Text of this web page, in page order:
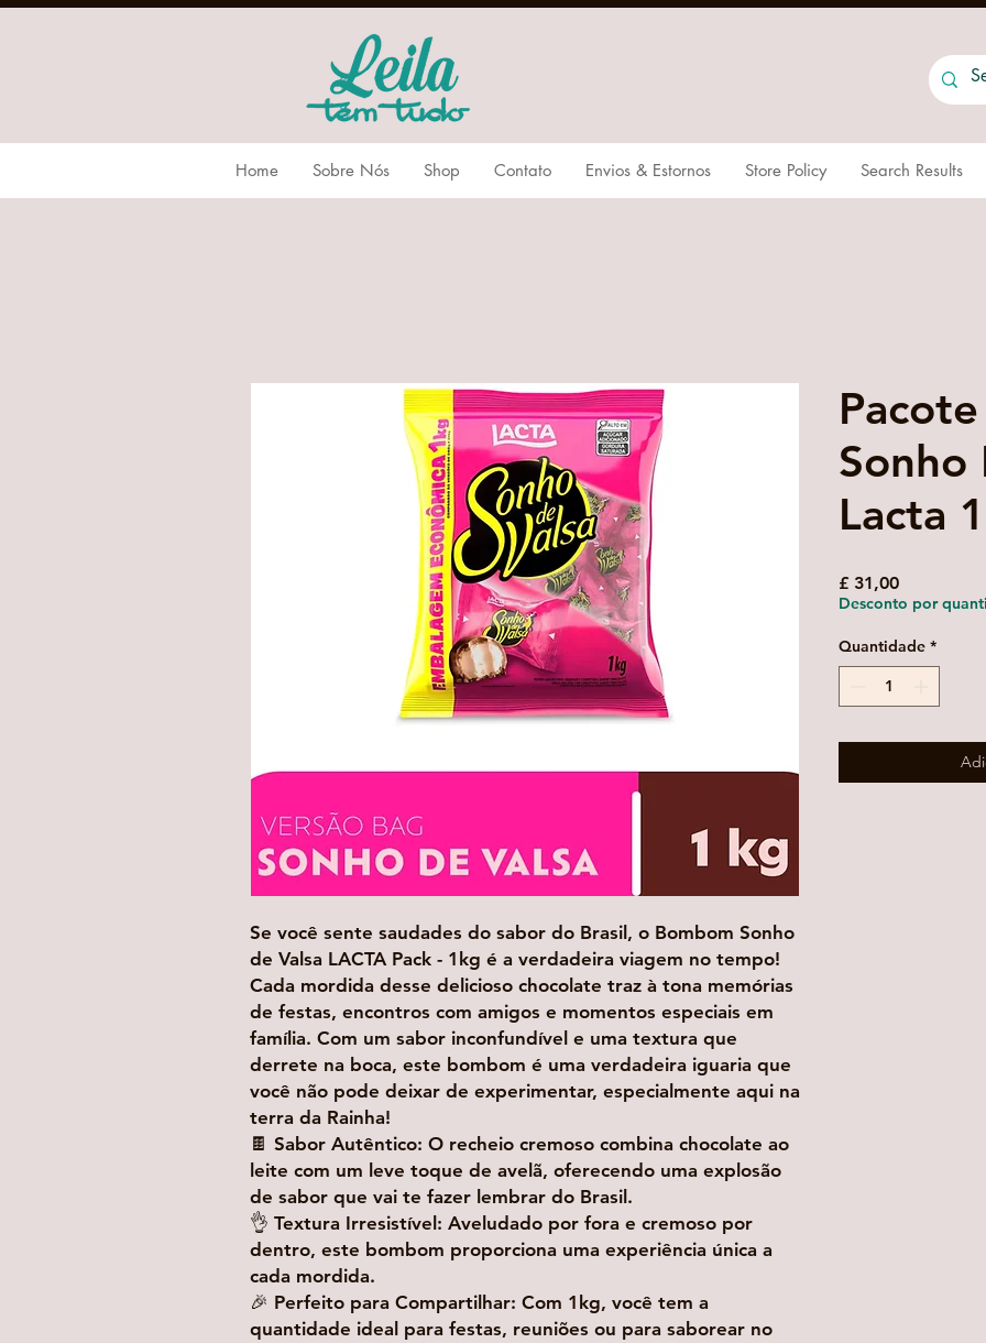
Home Sobre Nós Shop Contato Envios & Estornos Store Policy Search Results
Se você sente saudades do sabor do Brasil, o Bombom Sonho
de Valsa LACTA Pack - 1kg é a verdadeira viagem no tempo!
Cada mordida desse delicioso chocolate traz à tona memórias
de festas, encontros com amigos e momentos especiais em
família. Com um sabor inconfundível e uma textura que
derrete na boca, este bombom é uma verdadeira iguaria que
você não pode deixar de experimentar, especialmente aqui na
terra da Rainha!
🍫 Sabor Autêntico: O recheio cremoso combina chocolate ao
leite com um leve toque de avelã, oferecendo uma explosão
de sabor que vai te fazer lembrar do Brasil.
👌 Textura Irresistível: Aveludado por fora e cremoso por
dentro, este bombom proporciona uma experiência única a
cada mordida.
🎉 Perfeito para Compartilhar: Com 1kg, você tem a
quantidade ideal para festas, reuniões ou para saborear no
Sonho
Lacta
£ 31,00Preço
Desconto por
Quantidade *